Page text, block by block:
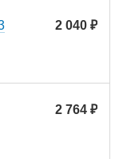
2 040
2 764